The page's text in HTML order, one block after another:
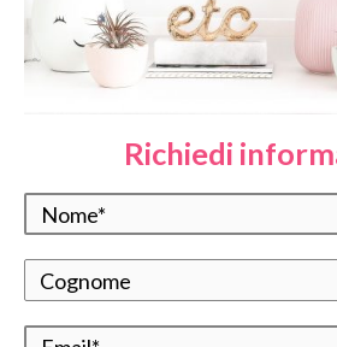
Richiedi